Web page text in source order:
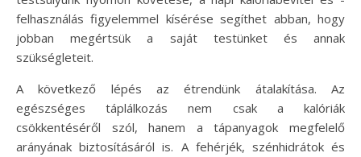
felhasználás figyelemmel kísérése segíthet abban, hogy
jobban megértsük a saját testünket és annak
szükségleteit.
A következő lépés az étrendünk átalakítása. Az
egészséges táplálkozás nem csak a kalóriák
csökkentéséről szól, hanem a tápanyagok megfelelő
arányának biztosításáról is. A fehérjék, szénhidrátok és